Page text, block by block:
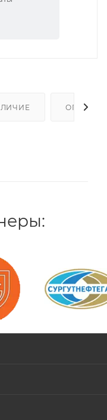
ОПЛАТА